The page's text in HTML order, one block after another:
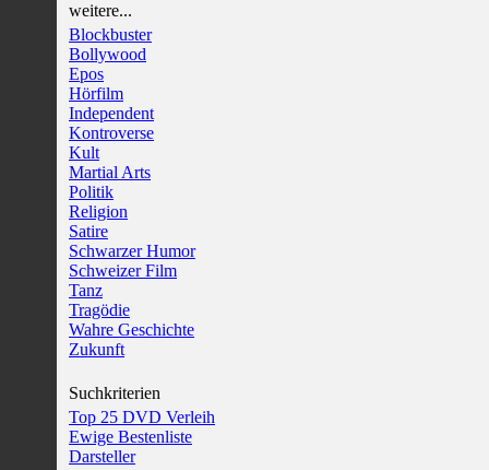
weitere...
Blockbuster
Bollywood
Epos
Hörfilm
Independent
Kontroverse
Kult
Martial Arts
Politik
Religion
Satire
Schwarzer Humor
Schweizer Film
Tanz
Tragödie
Wahre Geschichte
Zukunft
Suchkriterien
Top 25 DVD Verleih
Ewige Bestenliste
Darsteller